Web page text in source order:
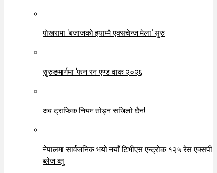
पोखरामा ‘बजाजको झ्याम्मै एक्सचेन्ज मेला’ सुरु
सुरुङमार्गमा ‘फन रन एण्ड वाक २०२६
अब ट्राफिक नियम तोड्न सजिलो छैन!
नेपालमा सार्वजनिक भयो नयाँ टिभीएस एन्ट्रोक १२५ रेस एक्सपी
ब्लेज ब्लु